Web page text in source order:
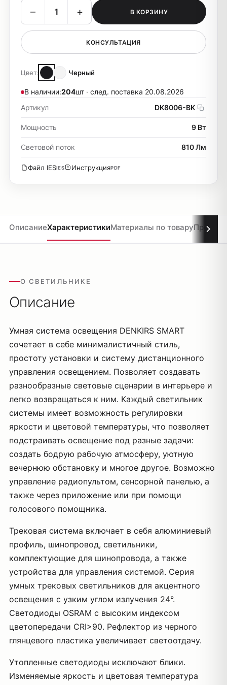
– + В КОРЗИНУ
КОНСУЛЬТАЦИЯ
Цвет: Черный
В наличии:204шт · след. поставка 20.08.2026
Артикул
DK8006-BK
Мощность 9 Вт
Световой поток 810 Лм
Файл IESIES ИнструкцияPDF
ОписаниеХарактеристикиМатериалы по товару
О СВЕТИЛЬНИКЕ
Описание
Умная система освещения DENKIRS SMART
сочетает в себе минималистичный стиль,
простоту установки и систему дистанционного
управления освещением. Позволяет создавать
разнообразные световые сценарии в интерьере и
легко возвращаться к ним. Каждый светильник
системы имеет возможность регулировки
яркости и цветовой температуры, что позволяет
подстраивать освещение под разные задачи:
создать бодрую рабочую атмосферу, уютную
вечернюю обстановку и многое другое. Возможно
управление радиопультом, сенсорной панелью, а
также через приложение или при помощи
голосового помощника.
Трековая система включает в себя алюминиевый
профиль, шинопровод, светильники,
комплектующие для шинопровода, а также
устройства для управления системой. Серия
умных трековых светильников для акцентного
освещения с узким углом излучения 24°.
Светодиоды OSRAM с высоким индексом
цветопередачи CRI>90. Рефлектор из черного
глянцевого пластика увеличивает светоотдачу.
Утопленные светодиоды исключают блики.
Изменяемые яркость и цветовая температура